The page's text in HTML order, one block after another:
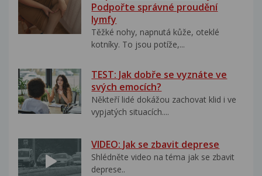
Podpořte správné proudění
lymfy
Těžké nohy, napnutá kůže, oteklé
kotníky. To jsou potíže,...
TEST: Jak dobře se vyznáte ve
svých emocích?
Někteří lidé dokážou zachovat klid i ve
vypjatých situacích....
VIDEO: Jak se zbavit deprese
Shlédněte video na téma jak se zbavit
deprese..